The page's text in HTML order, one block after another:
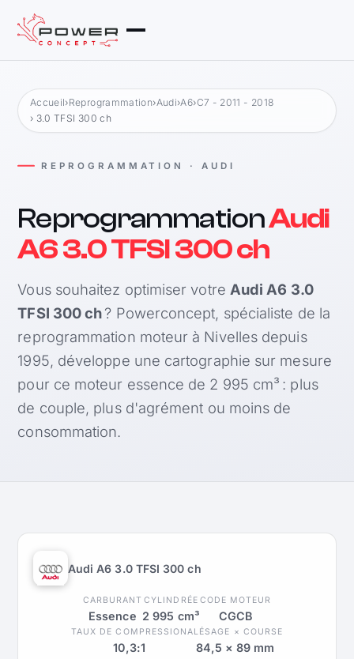
Accueil›Reprogrammation›Audi›A6›C7 - 2011 - 2018
› 3.0 TFSI 300 ch
REPROGRAMMATION · AUDI
ReprogrammationAudi
A6 3.0 TFSI 300 ch
Vous souhaitez optimiser votre Audi A6 3.0
TFSI 300 ch? Powerconcept, spécialiste de la
reprogrammation moteur à Nivelles depuis
1995, développe une cartographie sur mesure
pour ce moteur essence de 2 995 cm³ : plus
de couple, plus d'agrément ou moins de
consommation.
Audi A6 3.0 TFSI 300 ch
CARBURANT
Essence
CYLINDRÉE
2 995 cm³
CODE MOTEUR
CGCB
TAUX DE COMPRESSION
10,3:1
ALÉSAGE × COURSE
84,5 × 89 mm